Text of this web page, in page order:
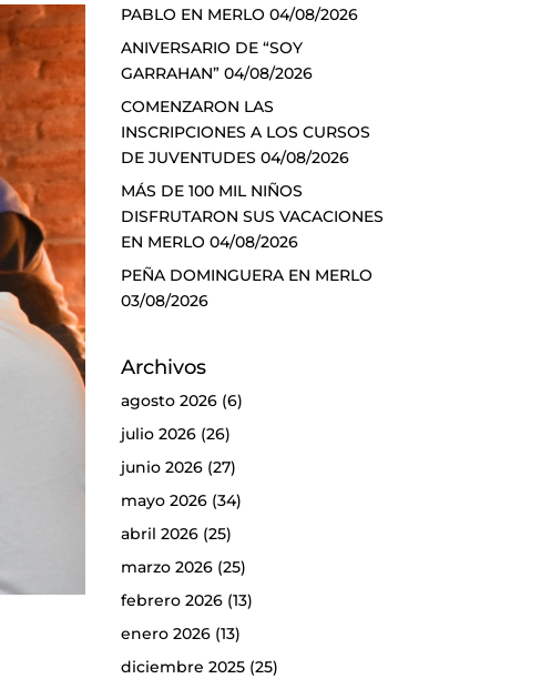
PABLO EN MERLO 04/08/2026
ANIVERSARIO DE “SOY
GARRAHAN” 04/08/2026
COMENZARON LAS
INSCRIPCIONES A LOS CURSOS
DE JUVENTUDES 04/08/2026
MÁS DE 100 MIL NIÑOS
DISFRUTARON SUS VACACIONES
EN MERLO 04/08/2026
PEÑA DOMINGUERA EN MERLO
03/08/2026
Archivos
agosto 2026(6)
julio 2026(26)
junio 2026(27)
mayo 2026(34)
abril 2026(25)
marzo 2026(25)
febrero 2026(13)
enero 2026(13)
diciembre 2025(25)